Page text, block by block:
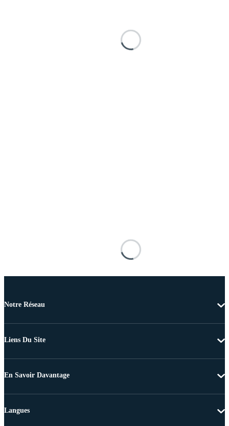
Notre Réseau
Liens Du Site
En Savoir Davantage
Langues